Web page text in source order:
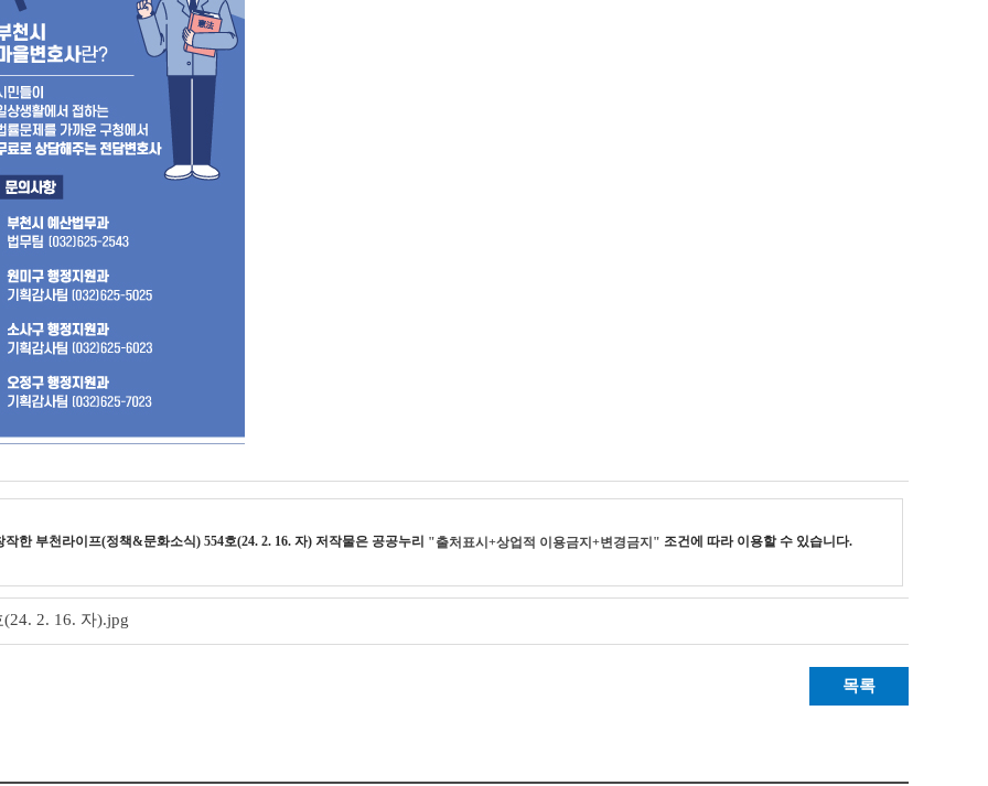
작한 부천라이프(정책&문화소식) 554호(24. 2. 16. 자) 저작물은 공공누리 "출처표시+상업적 이용금지+변경금지" 조건에 따라 이용할 수 있습니다.
2. 16. 자).jpg
목록